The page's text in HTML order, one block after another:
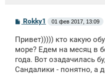
С
б
щ
н
и
Rokky1 01 фев 2017, 13:09
Привет))))) кто какую
море? Едем на месяц в
года. Вот озадачилась
Сандалики - понятно, а